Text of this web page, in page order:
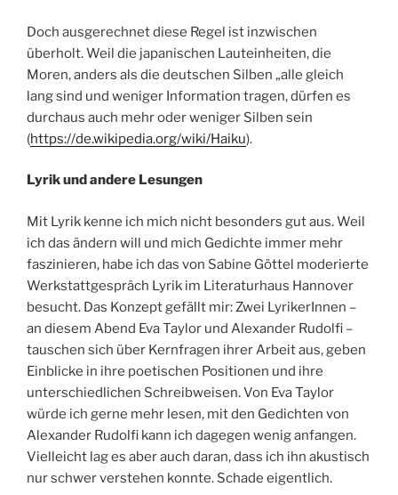
Doch ausgerechnet diese Regel ist inzwischen
überholt. Weil die japanischen Lauteinheiten, die
Moren, anders als die deutschen Silben „alle gleich
lang sind und weniger Information tragen, dürfen es
durchaus auch mehr oder weniger Silben sein
(https://de.wikipedia.org/wiki/Haiku).
Lyrik und andere Lesungen
Mit Lyrik kenne ich mich nicht besonders gut aus. Weil
ich das ändern will und mich Gedichte immer mehr
faszinieren, habe ich das von Sabine Göttel moderierte
Werkstattgespräch Lyrik im Literaturhaus Hannover
besucht. Das Konzept gefällt mir: Zwei LyrikerInnen –
an diesem Abend Eva Taylor und Alexander Rudolfi –
tauschen sich über Kernfragen ihrer Arbeit aus, geben
Einblicke in ihre poetischen Positionen und ihre
unterschiedlichen Schreibweisen. Von Eva Taylor
würde ich gerne mehr lesen, mit den Gedichten von
Alexander Rudolfi kann ich dagegen wenig anfangen.
Vielleicht lag es aber auch daran, dass ich ihn akustisch
nur schwer verstehen konnte. Schade eigentlich.